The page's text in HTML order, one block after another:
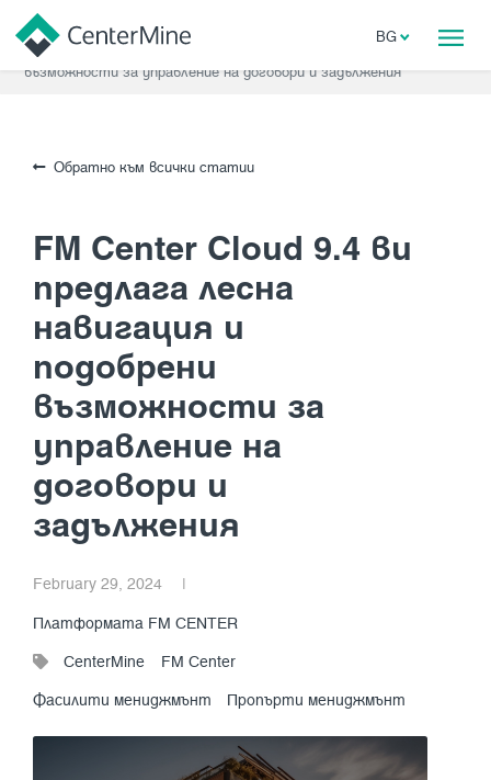
BG
Начало
Блог
FM Center Cloud 9.4 ви предлага лесна навигация и подобрени
възможности за управление на договори и задължения
Обратно към всички статии
FM Center Cloud 9.4 ви
предлага лесна
навигация и
подобрени
възможности за
управление на
договори и
задължения
February 29, 2024 |
Платформата FM CENTER
CenterMine FM Center
Фасилити мениджмънт Пропърти мениджмънт